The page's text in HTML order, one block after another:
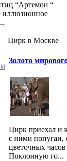
“Артемон “
иллюзионное
Цирк в Москве
Золото
Цирк приехал и
с ними
цветочных
Поклонную го...